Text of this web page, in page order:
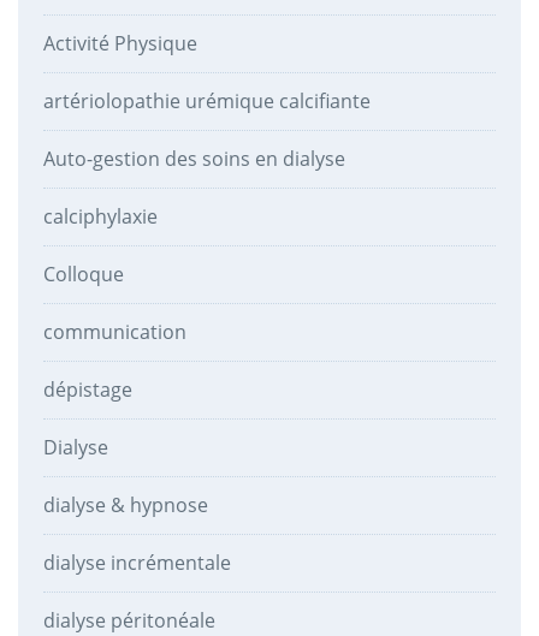
Activité Physique
artériolopathie urémique calcifiante
Auto-gestion des soins en dialyse
calciphylaxie
Colloque
communication
dépistage
Dialyse
dialyse & hypnose
dialyse incrémentale
dialyse péritonéale